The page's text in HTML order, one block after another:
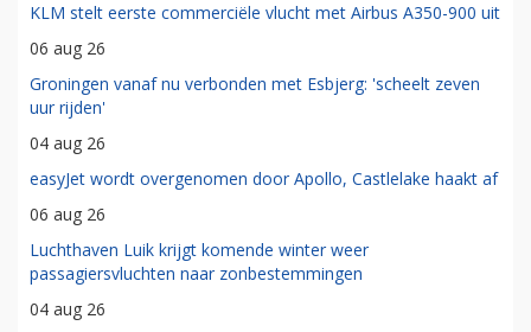
KLM stelt eerste commerciële vlucht met Airbus A350-900 uit
06 aug 26
Groningen vanaf nu verbonden met Esbjerg: 'scheelt zeven
uur rijden'
04 aug 26
easyJet wordt overgenomen door Apollo, Castlelake haakt af
06 aug 26
Luchthaven Luik krijgt komende winter weer
passagiersvluchten naar zonbestemmingen
04 aug 26